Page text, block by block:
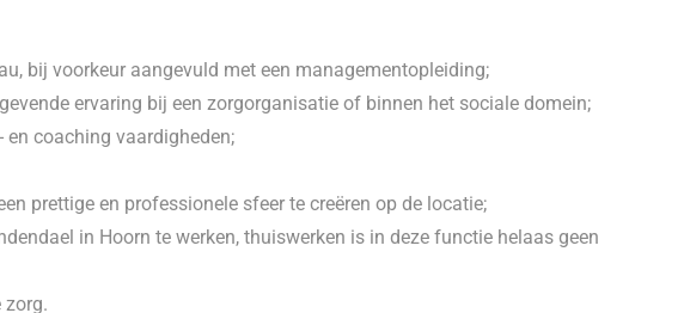
bij voorkeur aangevuld met een managementopleiding;
ervaring bij een zorgorganisatie of binnen het sociale domein;
en coaching vaardigheden;
prettige en professionele sfeer te creëren op de locatie;
in Hoorn te werken, thuiswerken is in deze functie helaas geen
zorg.